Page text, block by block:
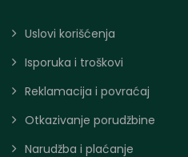
Uslovi korišćenja
Isporuka i troškovi
Reklamacija i povraćaj
Otkazivanje porudžbine
Narudžba i plaćanje